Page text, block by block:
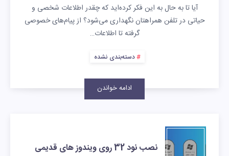
آیا تا به حال به این فکر کرده‌اید که چقدر اطلاعات شخصی و
حیاتی در تلفن همراهتان نگهداری می‌شود؟ از پیام‌های خصوصی
گرفته تا اطلاعات…
دسته‌بندی نشده
ادامه خواندن
نصب نود 32 روی ویندوز های قدیمی